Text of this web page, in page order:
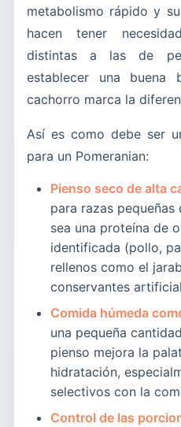
metabolismo rápido y
hacen tener
distintas a las de
establecer una buena
cachorro marca la
Así es como debe ser
para un Pomeranian:
Pienso seco de alta
para razas
sea una proteína de
identificada (pollo,
rellenos como el
conservantes
Comida húmeda
una pequeña
pienso mejora la
hidratación,
selectivos con la
Control de las